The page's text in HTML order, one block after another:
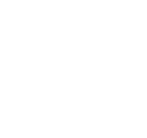
640 I XDRIVE GRAN
M SPORTPAKET